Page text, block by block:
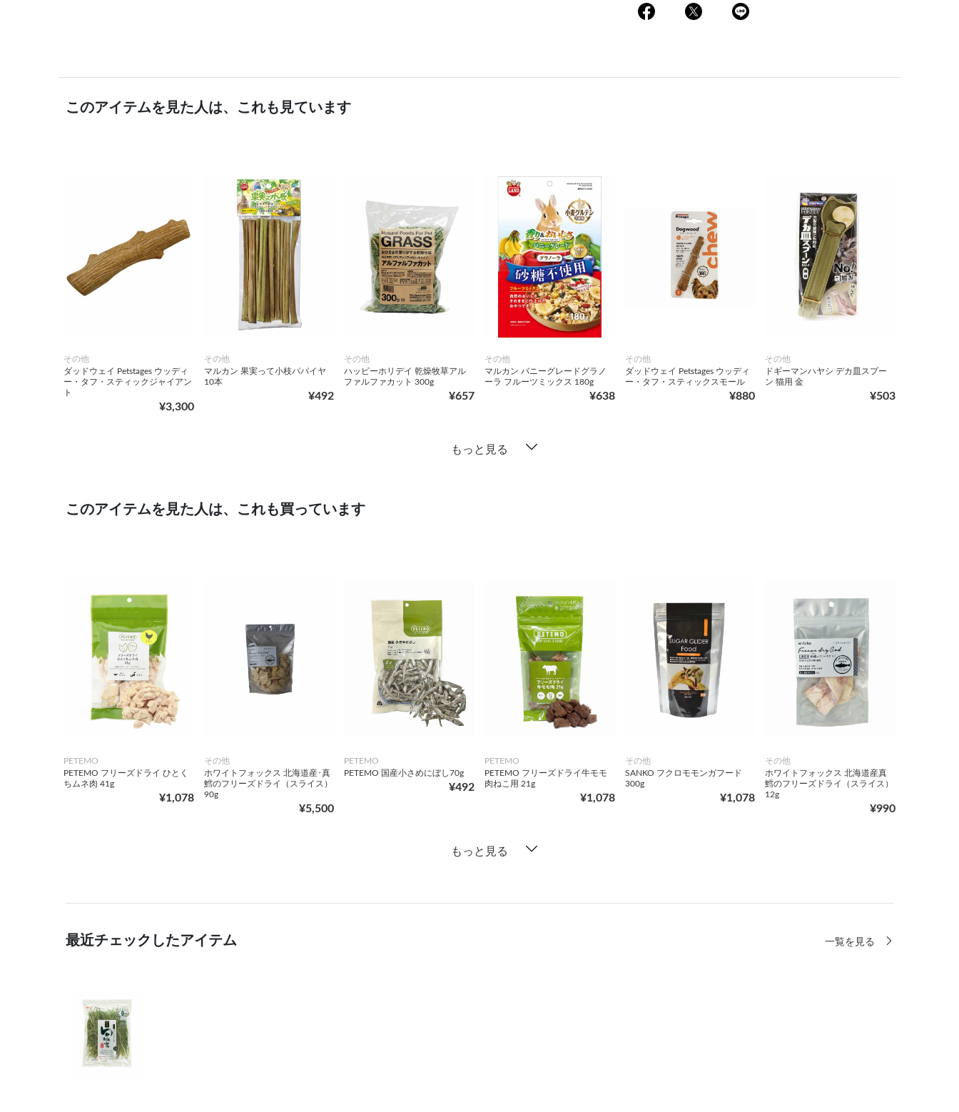
このアイテムを見た人は、これも見ています
その他
ダッドウェイ Petstages ウッディ
ー・タフ・スティックジャイアン
ト
¥3,300
その他
マルカン 果実って小枝パパイヤ
10本
¥492
その他
ハッピーホリデイ 乾燥牧草アル
ファルファカット 300g
¥657
その他
マルカン バニーグレードグラノ
ーラ フルーツミックス 180g
¥638
その他
ダッドウェイ Petstages ウッディ
ー・タフ・スティックスモール
¥880
その他
ドギーマンハヤシ デカ皿スプー
ン 猫用 金
¥503
もっと見る
このアイテムを見た人は、これも買っています
PETEMO
PETEMO フリーズドライ ひとく
ちムネ肉 41g
¥1,078
その他
ホワイトフォックス 北海道産･真
鱈のフリーズドライ（スライス）
90g
¥5,500
PETEMO
PETEMO 国産小さめにぼし70g
¥492
PETEMO
PETEMO フリーズドライ牛モモ
肉ねこ用 21g
¥1,078
その他
SANKO フクロモモンガフード
300g
¥1,078
その他
ホワイトフォックス 北海道産真
鱈のフリーズドライ（スライス）
12g
¥990
もっと見る
最近チェックしたアイテム 一覧を見る